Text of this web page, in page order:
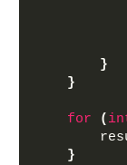
}
}
for (
}